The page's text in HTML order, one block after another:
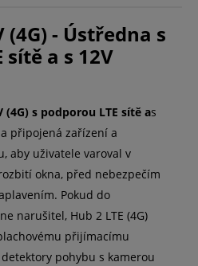
(4G) - Ústředna s
sítě a s 12V
(4G) s podporou LTE sítě as
připojená zařízení a
aby uživatele varoval v
okna, před nebezpečím
Pokud do
narušitel, Hub 2 LTE (4G)
přijímacímu
pohybu s kamerou